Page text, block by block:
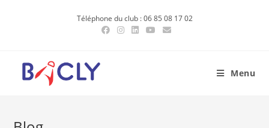
Téléphone du club : 06 85 08 17 02
Menu